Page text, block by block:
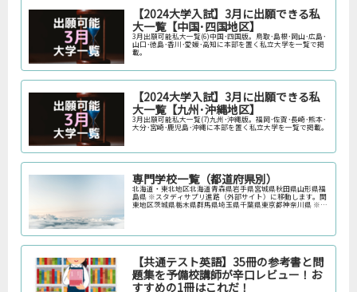
【2024大学入試】3月に出願できる私
大一覧【中国･四国地区】
3月出願可能私大一覧(6)中国･四国版。鳥取･島根･岡山･広島･
山口･徳島･香川･愛媛･高知に本部を置く私立大学を一覧で掲
載。
【2024大学入試】3月に出願できる私
大一覧【九州･沖縄地区】
3月出願可能私大一覧(7)九州･沖縄版。福岡･佐賀･長崎･熊本･
大分･宮崎･鹿児島･沖縄に本部を置く私立大学を一覧で掲載。
専門学校一覧（都道府県別）
北海道・東北地区北海道青森県岩手県宮城県秋田県山形県福
島県 ※スタディサプリ進路（外部サイト）に移動します。関
東地区茨城県栃木県群馬県埼玉県千葉県東京都神奈川県 ※ス
【共通テスト英語】35冊の参考書と問
題集を予備校講師が辛口レビュー！お
すすめの1冊はこれだ！